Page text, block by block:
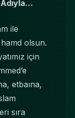
Adıyla…
ile
olsun.
için
etbaına,
sıra